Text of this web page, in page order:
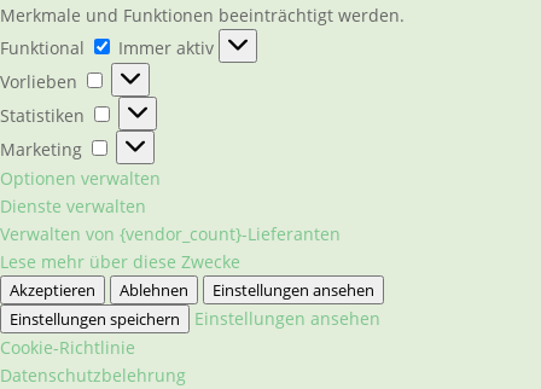
Merkmale und Funktionen beeinträchtigt werden.
Funktional
Funktional
Immer aktiv
Vorlieben
Vorlieben
Statistiken
Statistiken
Marketing
Marketing
Optionen verwalten
Dienste verwalten
Verwalten von {vendor_count}-Lieferanten
Lese mehr über diese Zwecke
Akzeptieren Ablehnen
Einstellungen ansehen
Einstellungen speichern
Einstellungen ansehen
Cookie-Richtlinie
Datenschutzbelehrung